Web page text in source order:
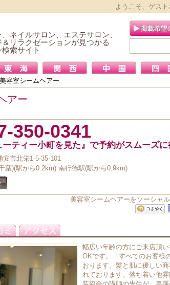
ようこそ、ゲス
ネイルサロン、エステサロン、
リラクゼーションが見つかる
索サイト
美容室シームヘアー
アー
350-0341
ーティー小町を見た』で予約がスムーズに
安市北栄1-5-35-101
葉)(駅から0.2km) 南行徳駅(駅から0.9km)
美容室シームヘアーをソーシャ
幅広い年齢の方にご来店頂
OKです。「すべてのお客様
おります。髪と肌に優しい
れております。落ち着い他